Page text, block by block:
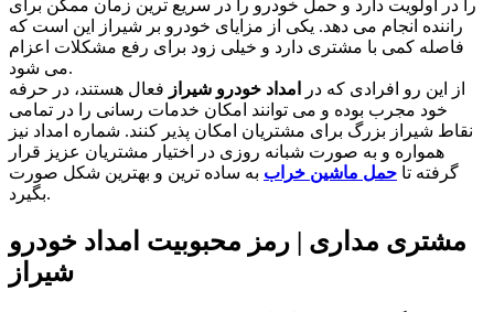
را در اولویت دارد و حمل خودرو را در سریع ترین زمان ممکن برای
راننده انجام می دهد. یکی از مزایای خودرو بر شیراز این است که
فاصله کمی با مشتری دارد و خیلی زود برای رفع مشکلات اعزام
می شود.
از این رو افرادی که در
امداد خودرو شیراز فعال هستند، در حرفه
خود مجرب بوده و می توانند امکان خدمات رسانی را در تمامی
نقاط شیراز بزرگ برای مشتریان امکان پذیر کنند. شماره امداد نیز
همواره و به صورت شبانه روزی در اختیار مشتریان عزیز قرار
گرفته تا حمل ماشین خراب به ساده ترین و بهترین شکل صورت
بگیرد.
مشتری مداری | رمز محبوبیت امداد خودرو
شیراز